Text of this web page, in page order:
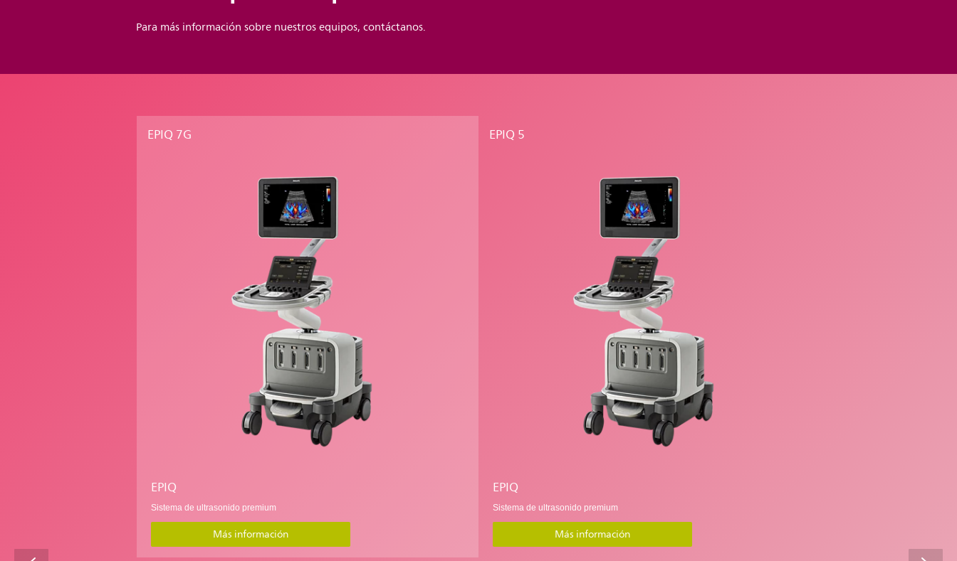
Para más información sobre nuestros equipos, contáctanos.
EPIQ 7G
EPIQ
Sistema de ultrasonido premium
EPIQ 5
EPIQ
Sistema de ultrasonido premium
Más información Más información